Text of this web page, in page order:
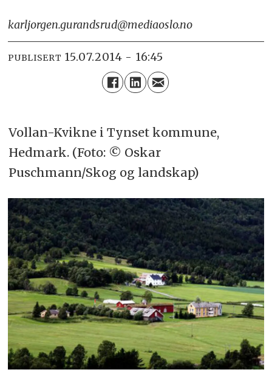
karljorgen.gurandsrud@mediaoslo.no
PUBLISERT 15.07.2014 - 16:45
Vollan-Kvikne i Tynset kommune,
Hedmark. (Foto: © Oskar
Puschmann/Skog og landskap)